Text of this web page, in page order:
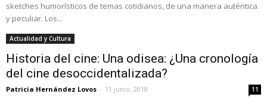
sketches humorísticos de temas cotidianos, de una manera auténtica
y peculiar. Los...
Actualidad y Cultura
Historia del cine: Una odisea: ¿Una cronología
del cine desoccidentalizada?
Patricia Hernández Lovos - 11 junio, 2018 11